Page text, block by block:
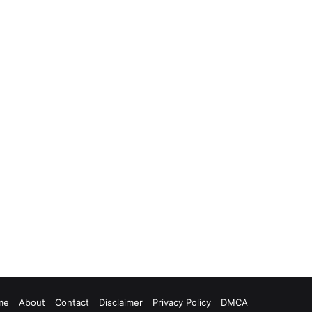
About Contact Disclaimer Privacy Policy DMCA